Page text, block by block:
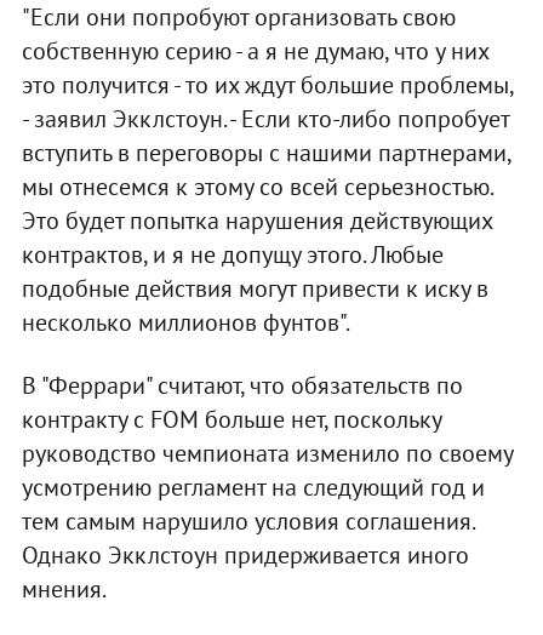
"Если они попробуют организовать свою
собственную серию - а я не думаю, что у них
это получится - то их ждут большие проблемы,
- заявил Экклстоун. - Если кто-либо попробует
вступить в переговоры с нашими партнерами,
мы отнесемся к этому со всей серьезностью.
Это будет попытка нарушения действующих
контрактов, и я не допущу этого. Любые
подобные действия могут привести к иску в
несколько миллионов фунтов".
В "Феррари" считают, что обязательств по
контракту с FOM больше нет, поскольку
руководство чемпионата изменило по своему
усмотрению регламент на следующий год и
тем самым нарушило условия соглашения.
Однако Экклстоун придерживается иного
мнения.